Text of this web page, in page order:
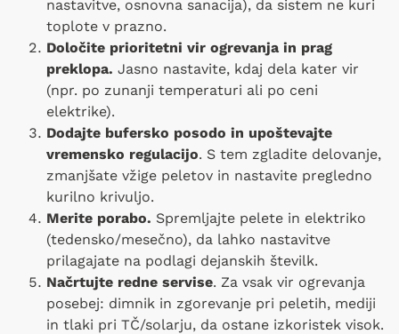
nastavitve, osnovna sanacija), da sistem ne kuri
toplote v prazno.
Določite prioritetni vir ogrevanja in prag
preklopa. Jasno nastavite, kdaj dela kater vir
(npr. po zunanji temperaturi ali po ceni
elektrike).
Dodajte bufersko posodo in upoštevajte
vremensko regulacijo. S tem zgladite delovanje,
zmanjšate vžige peletov in nastavite pregledno
kurilno krivuljo.
Merite porabo. Spremljajte pelete in elektriko
(tedensko/mesečno), da lahko nastavitve
prilagajate na podlagi dejanskih številk.
Načrtujte redne servise. Za vsak vir ogrevanja
posebej: dimnik in zgorevanje pri peletih, mediji
in tlaki pri TČ/solarju, da ostane izkoristek visok.